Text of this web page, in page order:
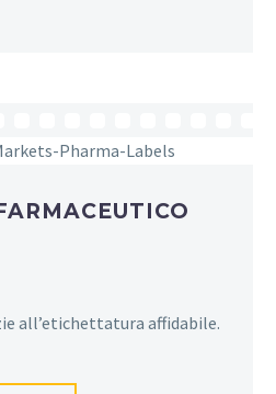
all’etichettatura affidabile.